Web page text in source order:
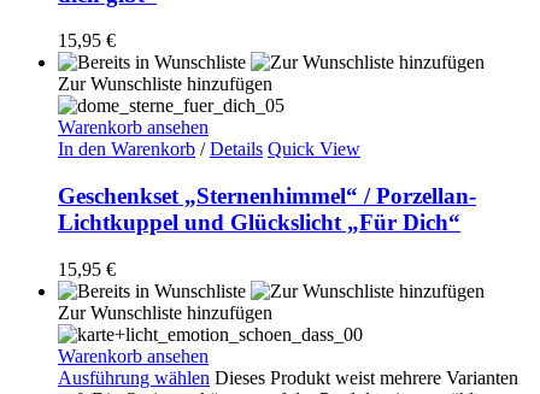
15,95 €
Zur Wunschliste hinzufügen
Warenkorb ansehen
In den Warenkorb / Details Quick View
Geschenkset „Sternenhimmel“ / Porzellan-
Lichtkuppel und Glückslicht „Für Dich“
15,95 €
Zur Wunschliste hinzufügen
Warenkorb ansehen
Ausführung wählen Dieses Produkt weist mehrere Varianten